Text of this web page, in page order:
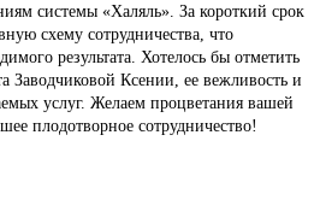
системы «Халяль». За короткий срок
схему сотрудничества, что
результата. Хотелось бы отметить
Заводчиковой Ксении, ее вежливость и
услуг. Желаем процветания вашей
плодотворное сотрудничество!